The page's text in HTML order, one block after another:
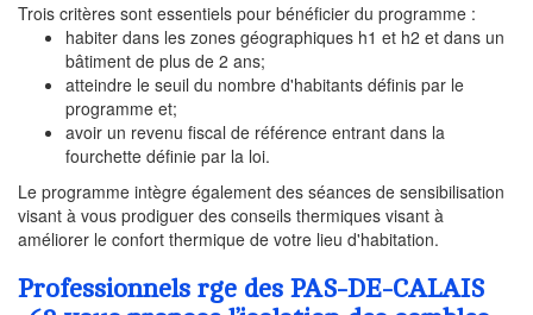
Trois critères sont essentiels pour bénéficier du programme :
habiter dans les zones géographiques h1 et h2 et dans un
bâtiment de plus de 2 ans;
atteindre le seuil du nombre d'habitants définis par le
programme et;
avoir un revenu fiscal de référence entrant dans la
fourchette définie par la loi.
Le programme intègre également des séances de sensibilisation
visant à vous prodiguer des conseils thermiques visant à
améliorer le confort thermique de votre lieu d'habitation.
Professionnels rge des PAS-DE-CALAIS